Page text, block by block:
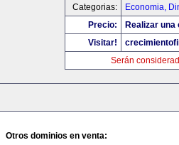
Categorias:
Economia,
Precio:
Realizar una
Visitar!
Serán
Otros dominios en venta: